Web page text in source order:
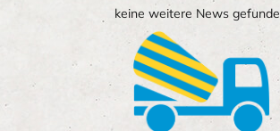
keine weitere News